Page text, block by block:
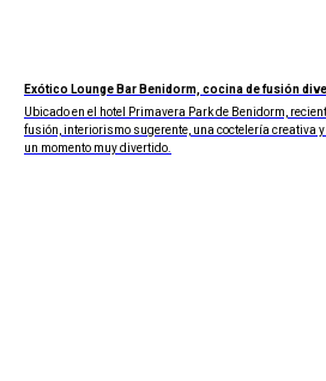
Exótico Lounge Bar Benidorm, cocina de fusión
Ubicado en el hotel Primavera Park de Benidorm,
fusión, interiorismo sugerente, una coctelería creativa
un momento muy divertido.